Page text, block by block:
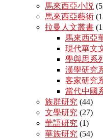
馬來西亞小説
馬來西亞藝術
拉曼人文叢書
馬來西亞
現代華文
學與思系
漢學研究
客家研究
當代中國
族群研究 (44)
文學研究 (27)
華語研究 (1)
華族研究 (54)